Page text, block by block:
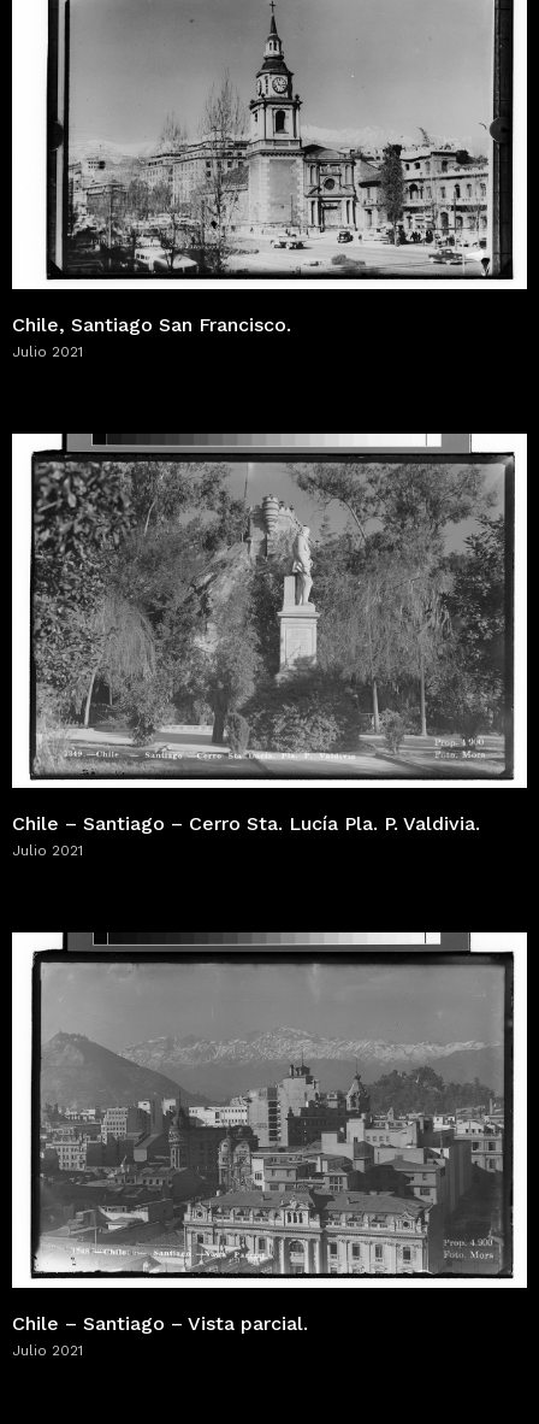
Chile, Santiago San Francisco.
Julio 2021
Chile – Santiago – Cerro Sta. Lucía Pla. P. Valdivia.
Julio 2021
Chile – Santiago – Vista parcial.
Julio 2021